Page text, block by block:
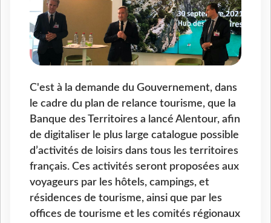
C'est à la demande du Gouvernement, dans
le cadre du plan de relance tourisme, que la
Banque des Territoires a lancé Alentour, afin
de digitaliser le plus large catalogue possible
d’activités de loisirs dans tous les territoires
français. Ces activités seront proposées aux
voyageurs par les hôtels, campings, et
résidences de tourisme, ainsi que par les
offices de tourisme et les comités régionaux